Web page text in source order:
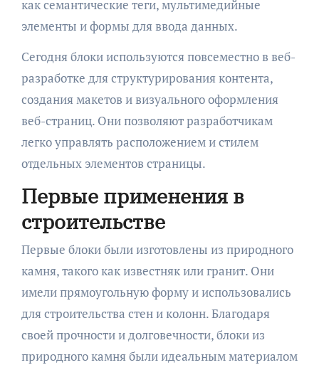
как семантические теги, мультимедийные
элементы и формы для ввода данных.
Сегодня блоки используются повсеместно в веб-
разработке для структурирования контента,
создания макетов и визуального оформления
веб-страниц. Они позволяют разработчикам
легко управлять расположением и стилем
отдельных элементов страницы.
Первые применения в
строительстве
Первые блоки были изготовлены из природного
камня, такого как известняк или гранит. Они
имели прямоугольную форму и использовались
для строительства стен и колонн. Благодаря
своей прочности и долговечности, блоки из
природного камня были идеальным материалом